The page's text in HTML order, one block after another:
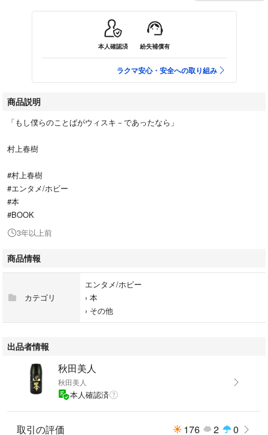
本人確認済 紛失補償有
ラクマ安心・安全への取り組み
商品説明
「もし僕らのことばがウィスキ－であったなら」
村上春樹
#村上春樹
#エンタメ/ホビー
#本
#BOOK
3年以上前
商品情報
カテゴリ
エンタメ/ホビー
› 本
› その他
出品者情報
秋田美人
秋田美人
本人確認済
取引の評価 176 2 0